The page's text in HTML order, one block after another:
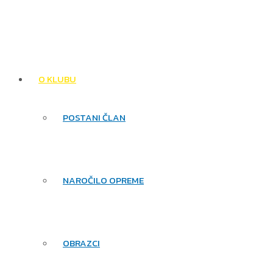
O KLUBU
POSTANI ČLAN
NAROČILO OPREME
OBRAZCI